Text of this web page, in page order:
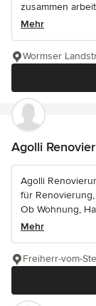
zusammen
Mehr
Wormser
Agolli
Agolli
für
Ob Wohnung,
Mehr
Freiherr-vom-